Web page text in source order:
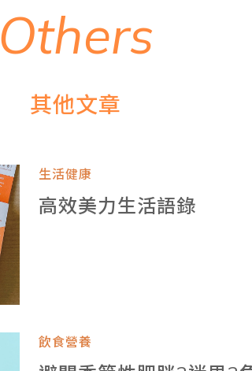
Others
其他文章
生活健康
高效美力生活語錄
飲食營養